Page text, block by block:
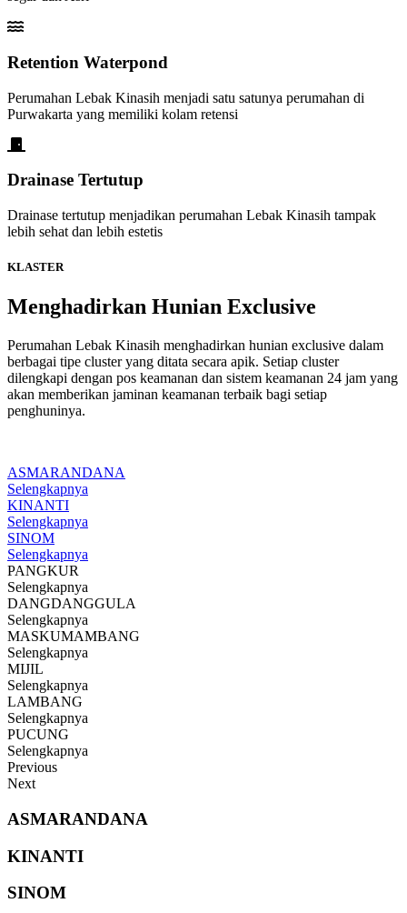
Retention Waterpond
Perumahan Lebak Kinasih menjadi satu satunya perumahan di
Purwakarta yang memiliki kolam retensi
Drainase Tertutup
Drainase tertutup menjadikan perumahan Lebak Kinasih tampak
lebih sehat dan lebih estetis
KLASTER
Menghadirkan Hunian Exclusive
Perumahan Lebak Kinasih menghadirkan hunian exclusive dalam
berbagai tipe cluster yang ditata secara apik. Setiap cluster
dilengkapi dengan pos keamanan dan sistem keamanan 24 jam yang
akan memberikan jaminan keamanan terbaik bagi setiap
penghuninya.
ASMARANDANA
Selengkapnya
KINANTI
Selengkapnya
SINOM
Selengkapnya
PANGKUR
Selengkapnya
DANGDANGGULA
Selengkapnya
MASKUMAMBANG
Selengkapnya
MIJIL
Selengkapnya
LAMBANG
Selengkapnya
PUCUNG
Selengkapnya
Previous
Next
ASMARANDANA
KINANTI
SINOM